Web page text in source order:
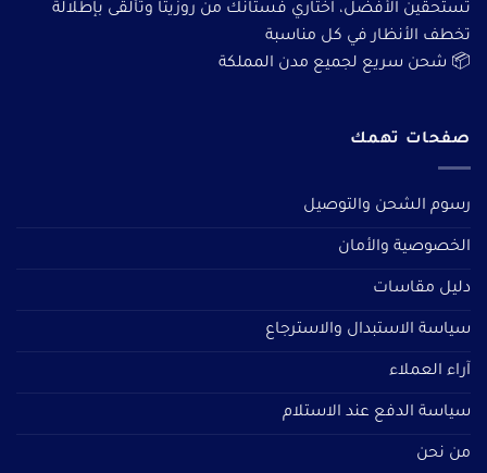
تستحقين الأفضل، اختاري فستانك من روزيتا وتألقى بإطلالة
تخطف الأنظار في كل مناسبة
📦 شحن سريع لجميع مدن المملكة
صفحات تهمك
رسوم الشحن والتوصيل
الخصوصية والأمان
دليل مقاسات
سياسة الاستبدال والاسترجاع
آراء العملاء
سياسة الدفع عند الاستلام
من نحن